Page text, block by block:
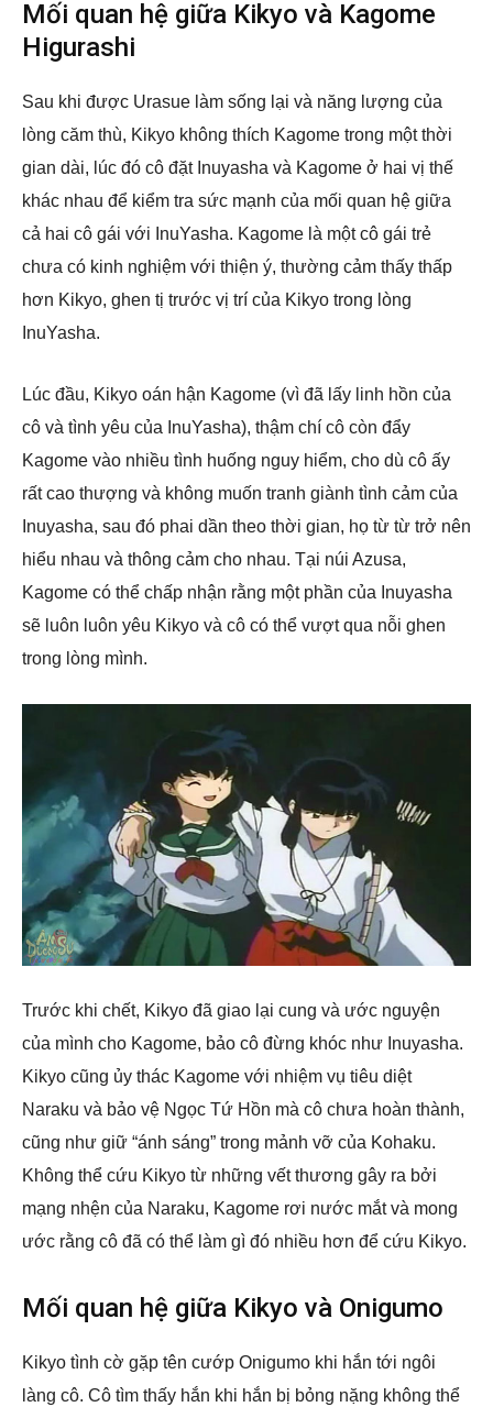
Mối quan hệ giữa Kikyo và Kagome
Higurashi
Sau khi được Urasue làm sống lại và năng lượng của
lòng căm thù, Kikyo không thích Kagome trong một thời
gian dài, lúc đó cô đặt Inuyasha và Kagome ở hai vị thế
khác nhau để kiểm tra sức mạnh của mối quan hệ giữa
cả hai cô gái với InuYasha. Kagome là một cô gái trẻ
chưa có kinh nghiệm với thiện ý, thường cảm thấy thấp
hơn Kikyo, ghen tị trước vị trí của Kikyo trong lòng
InuYasha.
Lúc đầu, Kikyo oán hận Kagome (vì đã lấy linh hồn của
cô và tình yêu của InuYasha), thậm chí cô còn đẩy
Kagome vào nhiều tình huống nguy hiểm, cho dù cô ấy
rất cao thượng và không muốn tranh giành tình cảm của
Inuyasha, sau đó phai dần theo thời gian, họ từ từ trở nên
hiểu nhau và thông cảm cho nhau. Tại núi Azusa,
Kagome có thể chấp nhận rằng một phần của Inuyasha
sẽ luôn luôn yêu Kikyo và cô có thể vượt qua nỗi ghen
trong lòng mình.
Trước khi chết, Kikyo đã giao lại cung và ước nguyện
của mình cho Kagome, bảo cô đừng khóc như Inuyasha.
Kikyo cũng ủy thác Kagome với nhiệm vụ tiêu diệt
Naraku và bảo vệ Ngọc Tứ Hồn mà cô chưa hoàn thành,
cũng như giữ “ánh sáng” trong mảnh vỡ của Kohaku.
Không thể cứu Kikyo từ những vết thương gây ra bởi
mạng nhện của Naraku, Kagome rơi nước mắt và mong
ước rằng cô đã có thể làm gì đó nhiều hơn để cứu Kikyo.
Mối quan hệ giữa Kikyo và Onigumo
Kikyo tình cờ gặp tên cướp Onigumo khi hắn tới ngôi
làng cô. Cô tìm thấy hắn khi hắn bị bỏng nặng không thể